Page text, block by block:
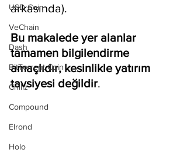
USD Coin
VeChain
Dash
BitTorrent Coin
Chiliz
Compound
Elrond
Holo
arkasında).
Bu makalede yer alanlar
tamamen bilgilendirme
amaçlıdır, kesinlikle yatırım
tavsiyesi değildir.